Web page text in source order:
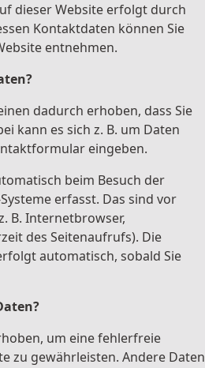
dieser Website erfolgt durch
Kontaktdaten können Sie
entnehmen.
dadurch erhoben, dass Sie
kann es sich z. B. um Daten
eingeben.
beim Besuch der
erfasst. Das sind vor
B. Internetbrowser,
des Seitenaufrufs). Die
automatisch, sobald Sie
um eine fehlerfreie
zu gewährleisten. Andere Daten